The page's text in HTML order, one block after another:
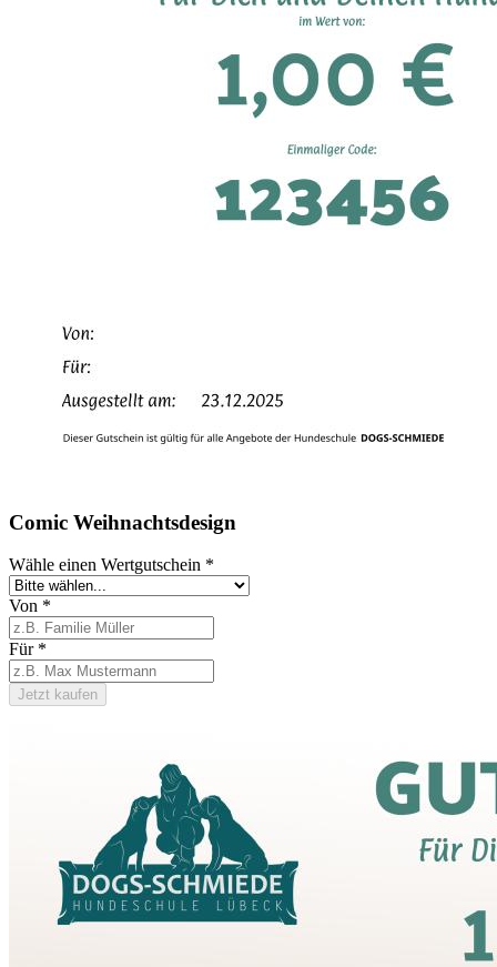
Comic Weihnachtsdesign
Wähle einen Wertgutschein *
Von *
Für *
Jetzt kaufen